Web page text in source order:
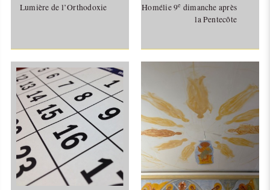
Lumière de l’Orthodoxie Homélie 9e dimanche après
la Pentecôte